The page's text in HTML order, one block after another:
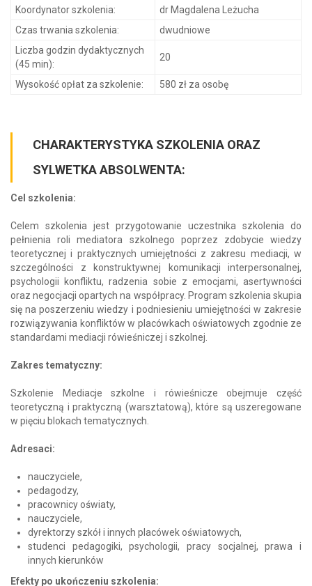
Koordynator szkolenia:
dr Magdalena Leżucha
Czas trwania szkolenia:
dwudniowe
Liczba godzin dydaktycznych
(45 min):
20
Wysokość opłat za szkolenie: 580 zł za osobę
CHARAKTERYSTYKA SZKOLENIA ORAZ
SYLWETKA ABSOLWENTA:
Cel szkolenia:
Celem szkolenia jest przygotowanie uczestnika szkolenia do
pełnienia roli mediatora szkolnego poprzez zdobycie wiedzy
teoretycznej i praktycznych umiejętności z zakresu mediacji, w
szczególności z konstruktywnej komunikacji interpersonalnej,
psychologii konfliktu, radzenia sobie z emocjami, asertywności
oraz negocjacji opartych na współpracy. Program szkolenia skupia
się na poszerzeniu wiedzy i podniesieniu umiejętności w zakresie
rozwiązywania konfliktów w placówkach oświatowych zgodnie ze
standardami mediacji rówieśniczej i szkolnej.
Zakres tematyczny:
Szkolenie Mediacje szkolne i rówieśnicze obejmuje część
teoretyczną i praktyczną (warsztatową), które są uszeregowane
w pięciu blokach tematycznych.
Adresaci:
nauczyciele,
pedagodzy,
pracownicy oświaty,
nauczyciele,
dyrektorzy szkół i innych placówek oświatowych,
studenci pedagogiki, psychologii, pracy socjalnej, prawa i
innych kierunków
Efekty po ukończeniu szkolenia: